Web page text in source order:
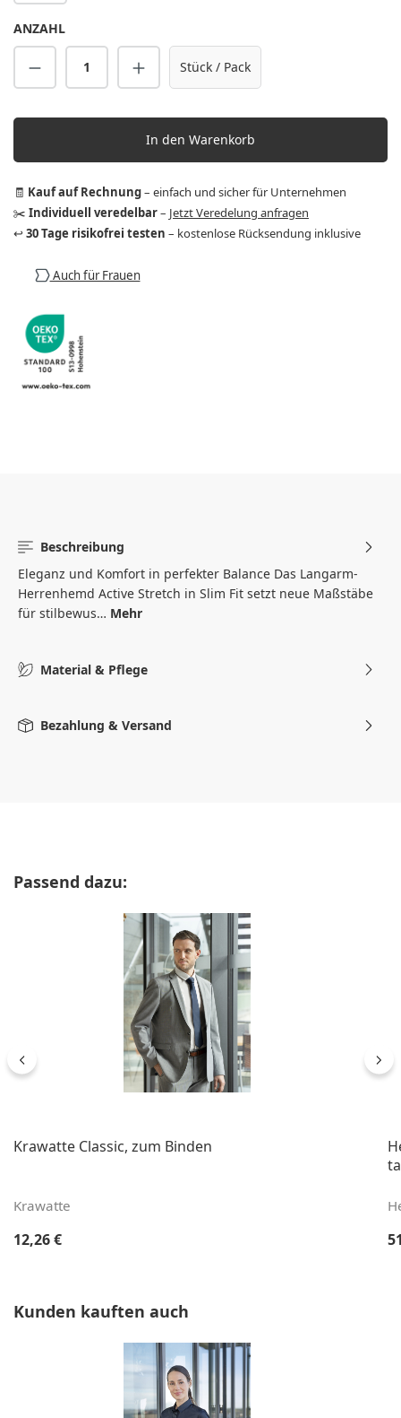
ANZAHL
Produkt Anzahl: Gib den gewünschten
Stück / Pack
In den Warenkorb
🧾 Kauf auf Rechnung– einfach und sicher für Unternehmen
✂️ Individuell veredelbar– Jetzt Veredelung anfragen
↩️ 30 Tage risikofrei testen – kostenlose Rücksendung inklusive
Auch für Frauen
Beschreibung
Eleganz und Komfort in perfekter Balance Das Langarm-
Herrenhemd Active Stretch in Slim Fit setzt neue Maßstäbe
für stilbewus… Mehr
Material & Pflege
Bezahlung & Versand
Produktgalerie überspringen
Passend dazu:
Krawatte Classic, zum Binden
Krawatte
Regulärer Preis:
12,26 €
Produktgalerie überspringen
Kunden kauften auch